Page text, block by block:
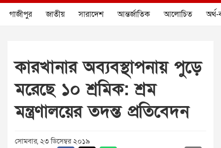
গাজীপুর জাতীয় সারাদেশ আন্তর্জাতিক আলোচিত অর্থ-
কারখানার অব্যবস্থাপনায় পুড়ে
মরেছে ১০ শ্রমিক: শ্রম
মন্ত্রণালয়ের তদন্ত প্রতিবেদন
সোমবার, ২৩ ডিসেম্বর ২০১৯